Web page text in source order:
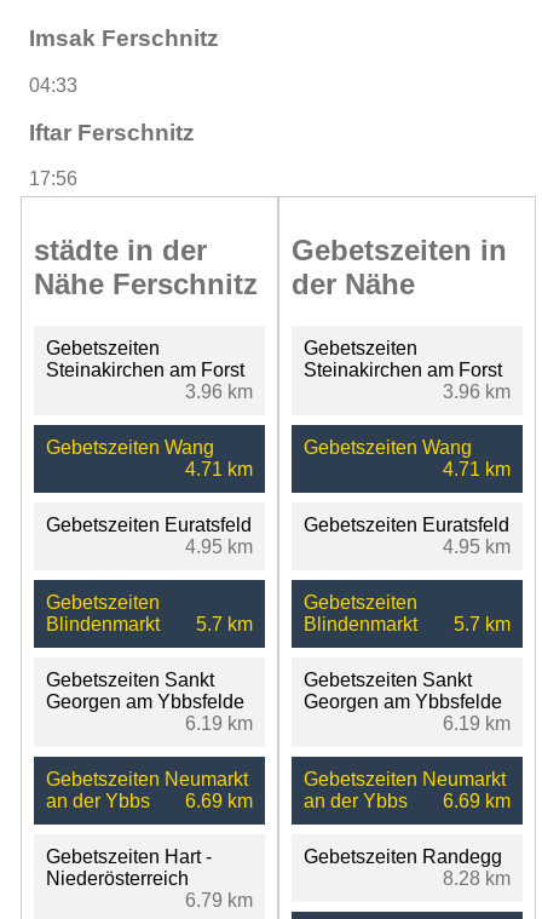
Imsak Ferschnitz
04:33
Iftar Ferschnitz
17:56
städte in der
Nähe Ferschnitz
Gebetszeiten
Steinakirchen am Forst
3.96 km
Gebetszeiten Wang
4.71 km
Gebetszeiten Euratsfeld
4.95 km
Gebetszeiten
Blindenmarkt
5.7 km
Gebetszeiten Sankt
Georgen am Ybbsfelde
6.19 km
Gebetszeiten Neumarkt
an der Ybbs
6.69 km
Gebetszeiten Hart -
Niederösterreich
6.79 km
Gebetszeiten in
der Nähe
Gebetszeiten
Steinakirchen am Forst
3.96 km
Gebetszeiten Wang
4.71 km
Gebetszeiten Euratsfeld
4.95 km
Gebetszeiten
Blindenmarkt
5.7 km
Gebetszeiten Sankt
Georgen am Ybbsfelde
6.19 km
Gebetszeiten Neumarkt
an der Ybbs
6.69 km
Gebetszeiten Randegg
8.28 km